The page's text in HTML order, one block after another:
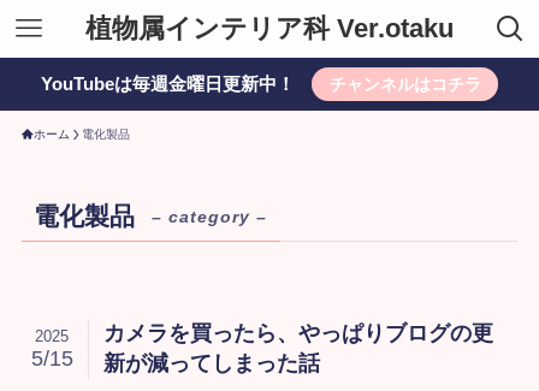
植物属インテリア科 Ver.otaku
YouTubeは毎週金曜日更新中！ チャンネルはコチラ
ホーム 電化製品
電化製品 – category –
カメラを買ったら、やっぱりブログの更
新が減ってしまった話
2025
5/15